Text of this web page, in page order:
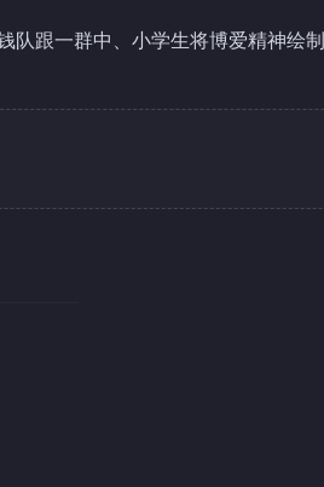
队跟一群中、小学生将博爱精神绘